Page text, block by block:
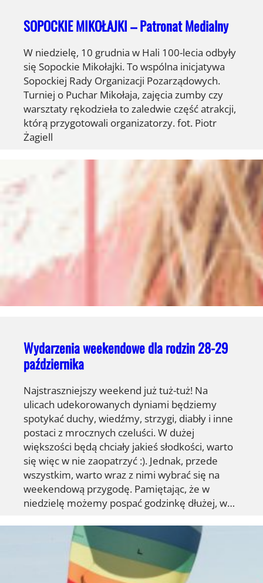
SOPOCKIE MIKOŁAJKI – Patronat Medialny
W niedzielę, 10 grudnia w Hali 100-lecia odbyły
się Sopockie Mikołajki. To wspólna inicjatywa
Sopockiej Rady Organizacji Pozarządowych.
Turniej o Puchar Mikołaja, zajęcia zumby czy
warsztaty rękodzieła to zaledwie część atrakcji,
którą przygotowali organizatorzy. fot. Piotr
Żagiell
Wydarzenia weekendowe dla rodzin 28-29
października
Najstraszniejszy weekend już tuż-tuż! Na
ulicach udekorowanych dyniami będziemy
spotykać duchy, wiedźmy, strzygi, diabły i inne
postaci z mrocznych czeluści. W dużej
większości będą chciały jakieś słodkości, warto
się więc w nie zaopatrzyć :). Jednak, przede
wszystkim, warto wraz z nimi wybrać się na
weekendową przygodę. Pamiętając, że w
niedzielę możemy pospać godzinkę dłużej, w…